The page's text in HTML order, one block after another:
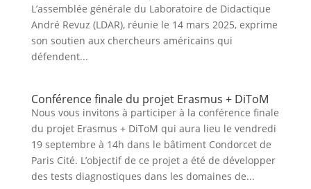
L’assemblée générale du Laboratoire de Didactique
André Revuz (LDAR), réunie le 14 mars 2025, exprime
son soutien aux chercheurs américains qui
défendent...
Conférence finale du projet Erasmus + DiToM
Nous vous invitons à participer à la conférence finale
du projet Erasmus + DiToM qui aura lieu le vendredi
19 septembre à 14h dans le bâtiment Condorcet de
Paris Cité. L’objectif de ce projet a été de développer
des tests diagnostiques dans les domaines de...